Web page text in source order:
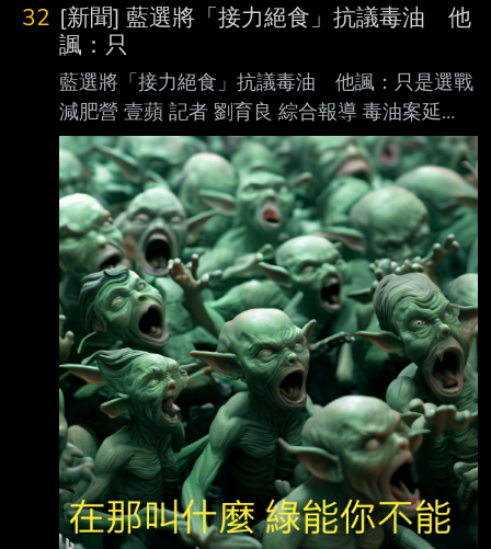
32 [新聞] 藍選將「接力絕食」抗議毒油 他
諷：只
藍選將「接力絕食」抗議毒油 他諷：只是選戰
減肥營 壹蘋 記者 劉育良 綜合報導 毒油案延
燒，台北市長蔣萬安號召7月25日上凱道抗議，
要求總統賴清德道歉、行政院長卓 榮泰下台，
台北市議員楊植斗及議員參選人賴苡任等人，今
天先展開絕食抗議，但被政治評 論員張益贍譏
諷，他們的做法根本只是「選戰減肥營」。 藍
營小雞楊植斗、賴苡任、何元楷、張家馨等人，
今天展開絕食抗議，要一直持續到7月25 日上凱
道當天，其中賴苡任表示，自己明後天要開庭，
因此前半段聲援、後半段接力絕食。 張益贍今
天在threads發文表示，藍營小雞參